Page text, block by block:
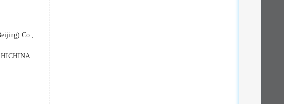
Alibaba Cloud Computing (Beijing) Co., Ltd.
DNS21.HICHINA.COM DNS22.HICHINA.COM